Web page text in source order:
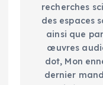
recherches
des espaces
ainsi que
œuvres
dot, Mon
dernier